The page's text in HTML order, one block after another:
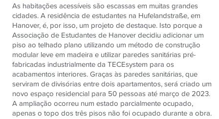
As habitações acessíveis são escassas em muitas grandes
cidades. A residência de estudantes na Hufelandstraße, em
Hanover, é, por isso, um projeto de destaque. Isto porque a
Associação de Estudantes de Hanover decidiu adicionar um
piso ao telhado plano utilizando um método de construção
modular leve em madeira e utilizar paredes sanitárias pré-
fabricadas industrialmente da TECEsystem para os
acabamentos interiores. Graças às paredes sanitárias, que
serviram de divisórias entre dois apartamentos, será criado um
novo espaço residencial para 50 pessoas até março de 2023.
A ampliação ocorreu num estado parcialmente ocupado,
apenas o topo dos três pisos não foi ocupado durante a obra.